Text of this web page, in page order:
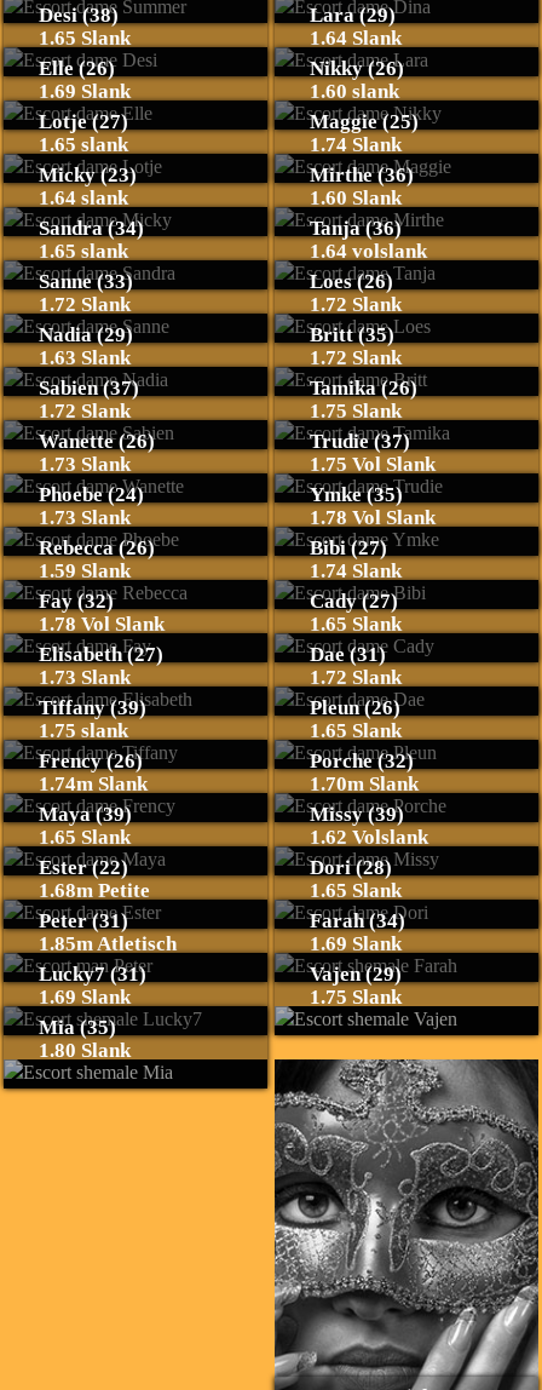
Desi (38)
1.65 Slank
Lara (29)
1.64 Slank
Elle (26)
1.69 Slank
Nikky (26)
1.60 slank
Lotje (27)
1.65 slank
Maggie (25)
1.74 Slank
Micky (23)
1.64 slank
Mirthe (36)
1.60 Slank
Sandra (34)
1.65 slank
Tanja (36)
1.64 volslank
Sanne (33)
1.72 Slank
Loes (26)
1.72 Slank
Nadia (29)
1.63 Slank
Britt (35)
1.72 Slank
Sabien (37)
1.72 Slank
Tamika (26)
1.75 Slank
Wanette (26)
1.73 Slank
Trudie (37)
1.75 Vol Slank
Phoebe (24)
1.73 Slank
Ymke (35)
1.78 Vol Slank
Rebecca (26)
1.59 Slank
Bibi (27)
1.74 Slank
Fay (32)
1.78 Vol Slank
Cady (27)
1.65 Slank
Elisabeth (27)
1.73 Slank
Dae (31)
1.72 Slank
Tiffany (39)
1.75 slank
Pleun (26)
1.65 Slank
Frency (26)
1.74m Slank
Porche (32)
1.70m Slank
Maya (39)
1.65 Slank
Missy (39)
1.62 Volslank
Ester (22)
1.68m Petite
Dori (28)
1.65 Slank
Peter (31)
1.85m Atletisch
Farah (34)
1.69 Slank
Lucky7 (31)
1.69 Slank
Vajen (29)
1.75 Slank
Mia (35)
1.80 Slank